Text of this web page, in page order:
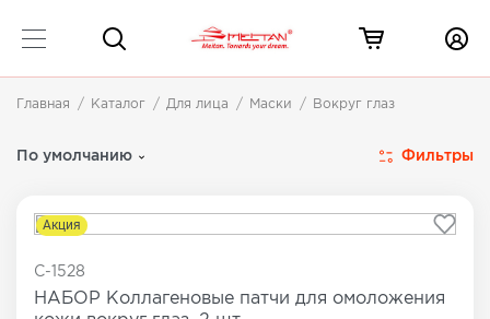
Главная Каталог Для лица Маски Вокруг глаз
По умолчанию Фильтры
Акция
C-1528
НАБОР Коллагеновые патчи для омоложения